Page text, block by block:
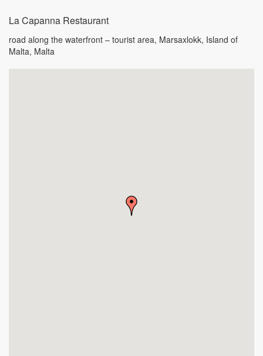
La Capanna Restaurant
road along the waterfront – tourist area, Marsaxlokk, Island of
Malta, Malta